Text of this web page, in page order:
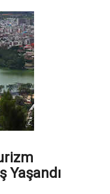
Yaşandı